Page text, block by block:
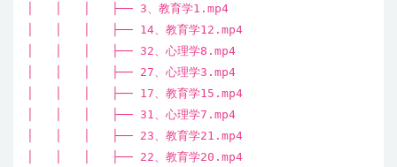
│ │ │ ├── 3、教育学1.mp4
│ │ │ ├── 14、教育学12.mp4
│ │ │ ├── 32、心理学8.mp4
│ │ │ ├── 27、心理学3.mp4
│ │ │ ├── 17、教育学15.mp4
│ │ │ ├── 31、心理学7.mp4
│ │ │ ├── 23、教育学21.mp4
│ │ │ ├── 22、教育学20.mp4